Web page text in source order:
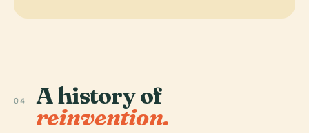
04 A history of
reinvention.